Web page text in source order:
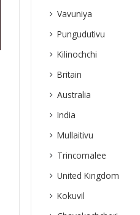
Vavuniya
Pungudutivu
Kilinochchi
Britain
Australia
India
Mullaitivu
Trincomalee
United Kingdom
Kokuvil